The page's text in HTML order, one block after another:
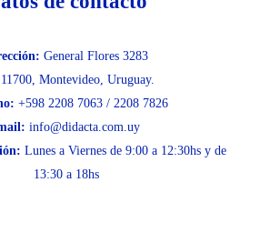
General Flores 3283
Montevideo, Uruguay.
+598 2208 7063 / 2208 7826
info@didacta.com.uy
Lunes a Viernes de 9:00 a 12:30hs y de
13:30 a 18hs